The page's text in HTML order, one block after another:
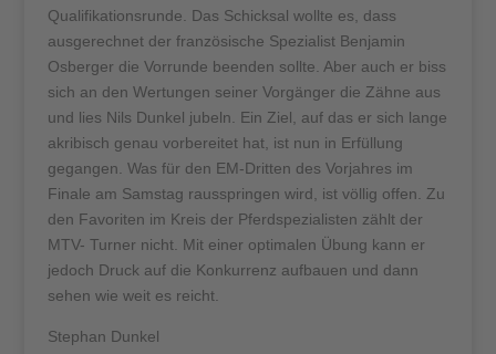
Qualifikationsrunde. Das Schicksal wollte es, dass
ausgerechnet der französische Spezialist Benjamin
Osberger die Vorrunde beenden sollte. Aber auch er biss
sich an den Wertungen seiner Vorgänger die Zähne aus
und lies Nils Dunkel jubeln. Ein Ziel, auf das er sich lange
akribisch genau vorbereitet hat, ist nun in Erfüllung
gegangen. Was für den EM-Dritten des Vorjahres im
Finale am Samstag rausspringen wird, ist völlig offen. Zu
den Favoriten im Kreis der Pferdspezialisten zählt der
MTV- Turner nicht. Mit einer optimalen Übung kann er
jedoch Druck auf die Konkurrenz aufbauen und dann
sehen wie weit es reicht.
Stephan Dunkel